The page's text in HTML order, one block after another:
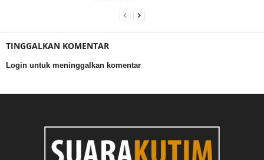
TINGGALKAN KOMENTAR
Login untuk meninggalkan komentar